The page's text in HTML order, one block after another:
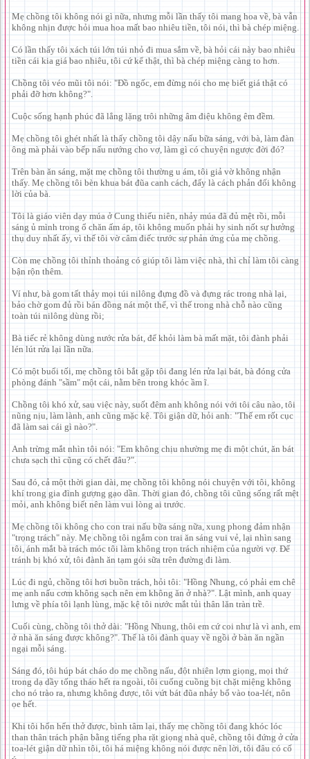
Mẹ chồng tôi không nói gì nữa, nhưng mỗi lần thấy tôi mang hoa về, bà vẫn
không nhịn được hỏi mua hoa mất bao nhiêu tiền, tôi nói, thì bà chép miệng.
Có lần thấy tôi xách túi lớn túi nhỏ đi mua sắm về, bà hỏi cái này bao nhiêu
tiền cái kia giá bao nhiêu, tôi cứ kể thật, thì bà chép miệng càng to hơn.
Chồng tôi véo mũi tôi nói: "Đồ ngốc, em đừng nói cho mẹ biết giá thật có
phải đỡ hơn không?".
Cuộc sống hạnh phúc đã lẳng lặng trôi những âm điệu không êm đềm.
Mẹ chồng tôi ghét nhất là thấy chồng tôi dậy nấu bữa sáng, với bà, làm đàn
ông mà phải vào bếp nấu nướng cho vợ, làm gì có chuyện ngược đời đó?
Trên bàn ăn sáng, mặt mẹ chồng tôi thường u ám, tôi giả vờ không nhận
thấy. Mẹ chồng tôi bèn khua bát đũa canh cách, đấy là cách phản đối không
lời của bà.
Tôi là giáo viên dạy múa ở Cung thiếu niên, nhảy múa đã đủ mệt rồi, mỗi
sáng ủ mình trong ổ chăn ấm áp, tôi không muốn phải hy sinh nốt sự hưởng
thụ duy nhất ấy, vì thế tôi vờ câm điếc trước sự phản ứng của mẹ chồng.
Còn mẹ chồng tôi thỉnh thoảng có giúp tôi làm việc nhà, thì chỉ làm tôi càng
bận rộn thêm.
Ví như, bà gom tất thảy mọi túi nilông đựng đồ và đựng rác trong nhà lại,
bảo chờ gom đủ rồi bán đồng nát một thể, vì thế trong nhà chỗ nào cũng
toàn túi nilông dùng rồi;
Bà tiếc rẻ không dùng nước rửa bát, để khỏi làm bà mất mặt, tôi đành phải
lén lút rửa lại lần nữa.
Có một buổi tối, mẹ chồng tôi bắt gặp tôi đang lén rửa lại bát, bà đóng cửa
phòng đánh "sầm" một cái, nằm bên trong khóc ầm ĩ.
Chồng tôi khó xử, sau việc này, suốt đêm anh không nói với tôi câu nào, tôi
nũng nịu, làm lành, anh cũng mặc kệ. Tôi giận dữ, hỏi anh: "Thế em rốt cục
đã làm sai cái gì nào?".
Anh trừng mắt nhìn tôi nói: "Em không chịu nhường mẹ đi một chút, ăn bát
chưa sạch thì cũng có chết đâu?".
Sau đó, cả một thời gian dài, mẹ chồng tôi không nói chuyện với tôi, không
khí trong gia đình gượng gạo dần. Thời gian đó, chồng tôi cũng sống rất mệt
mỏi, anh không biết nên làm vui lòng ai trước.
Mẹ chồng tôi không cho con trai nấu bữa sáng nữa, xung phong đảm nhận
"trọng trách" này. Mẹ chồng tôi ngắm con trai ăn sáng vui vẻ, lại nhìn sang
tôi, ánh mắt bà trách móc tôi làm không trọn trách nhiệm của người vợ. Để
tránh bị khó xử, tôi đành ăn tạm gói sữa trên đường đi làm.
Lúc đi ngủ, chồng tôi hơi buồn trách, hỏi tôi: "Hồng Nhung, có phải em chê
mẹ anh nấu cơm không sạch nên em không ăn ở nhà?". Lật mình, anh quay
lưng về phía tôi lạnh lùng, mặc kệ tôi nước mắt tủi thân lăn tràn trề.
Cuối cùng, chồng tôi thở dài: "Hồng Nhung, thôi em cứ coi như là vì anh, em
ở nhà ăn sáng được không?". Thế là tôi đành quay về ngồi ở bàn ăn ngần
ngại mỗi sáng.
Sáng đó, tôi húp bát cháo do mẹ chồng nấu, đột nhiên lợm giọng, mọi thứ
trong dạ dầy tống tháo hết ra ngoài, tôi cuống cuồng bịt chặt miệng không
cho nó trào ra, nhưng không được, tôi vứt bát đũa nhảy bổ vào toa-lét, nôn
ọe hết.
Khi tôi hổn hển thở được, bình tâm lại, thấy mẹ chồng tôi đang khóc lóc
than thân trách phận bằng tiếng pha rặt giọng nhà quê, chồng tôi đứng ở cửa
toa-lét giận dữ nhìn tôi, tôi há miệng không nói được nên lời, tôi đâu có cố